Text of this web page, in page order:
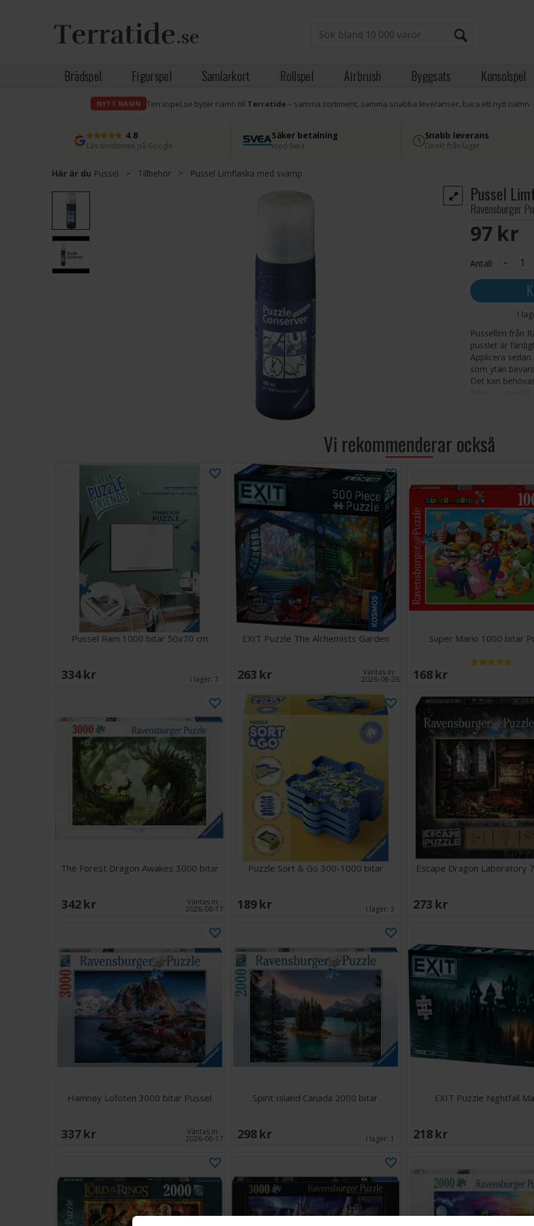
Brädspel Figurspel Samlarkort Rollspel Airbrush Byggsats Konsolspel
NYTT NAMN Terraspel.se byter namn till Terratide– samma sortiment, samma snabba leveranser, bara ett nytt namn.
4.8
Läs omdömen på Google
Säker betalning
med Svea
Snabb leverans
Direkt från lager
Här är du Pussel > Tillbehör > Pussel Limflaska med svamp
Pussel
Ravensburger
97 SEK
Antall: -
I
Pussellim från
pusslet är
Applicera
som ytan
Det kan
flaska räcker
För detaljerade
Innehåller 200
Vi rekommenderar också
Pussel Ram 1000 bitar 50x70 cm
334 SEK I lager:7
EXIT Puzzle The Alchemists Garden
263 SEK Väntas in:
2026-08-26
Super Mario 1000 bitar
168 SEK
The Forest Dragon Awakes 3000 bitar
342 SEK Väntas in:
2026-08-17
Puzzle Sort & Go 300-1000 bitar
189 SEK I lager: 3
Escape Dragon Laboratory
273 SEK
Hamnøy Lofoten 3000 bitar Pussel
337 SEK Väntas in:
2026-08-17
Spirit Island Canada 2000 bitar
298 SEK I lager: 1
EXIT Puzzle Nightfall
218 SEK